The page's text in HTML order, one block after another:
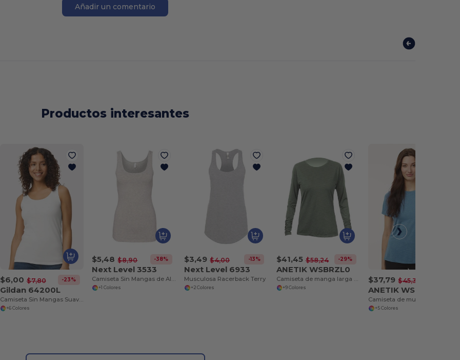
Añadir un comentario
Productos interesantes
$6,00 $7,80 -23%
Gildan 64200L
Camiseta Sin Mangas Suave y Confortable Gildan
+6 Colores
$5,48 $8,90 -38%
Next Level 3533
+1 Colores
$3,49 $4,00 -13%
Next Level 6933
Musculosa Racerback Terry
+2 Colores
$41,45 $58,24 -29%
ANETIK WSBRZL0
+9 Colores
$37,79 $45,35
ANETIK WSBRZS0
+5 Colores